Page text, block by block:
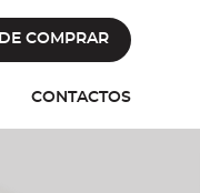
COMPRAR
CONTACTOS